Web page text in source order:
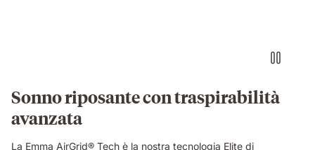
the
Emma
Original
Elite
Sonno riposante con traspirabilità
avanzata
La Emma AirGrid® Tech è la nostra tecnologia Elite di